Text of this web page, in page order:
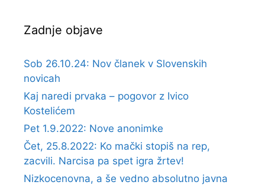
Zadnje objave
Sob 26.10.24: Nov članek v Slovenskih
novicah
Kaj naredi prvaka – pogovor z Ivico
Kostelićem
Pet 1.9.2022: Nove anonimke
Čet, 25.8.2022: Ko mački stopiš na rep,
zacvili. Narcisa pa spet igra žrtev!
Nizkocenovna, a še vedno absolutno javna